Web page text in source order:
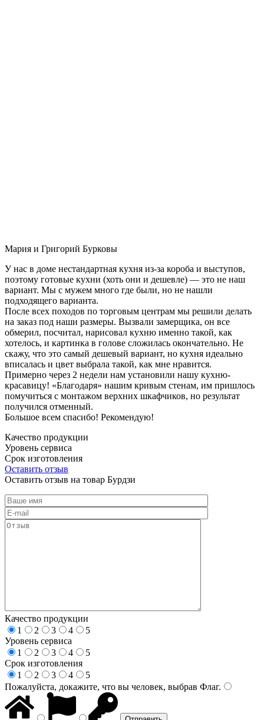
Мария и Григорий Бурковы
У нас в доме нестандартная кухня из-за короба и выступов,
поэтому готовые кухни (хоть они и дешевле) — это не наш
вариант. Мы с мужем много где были, но не нашли
подходящего варианта.
После всех походов по торговым центрам мы решили делать
на заказ под наши размеры. Вызвали замерщика, он все
обмерил, посчитал, нарисовал кухню именно такой, как
хотелось, и картинка в голове сложилась окончательно. Не
скажу, что это самый дешевый вариант, но кухня идеально
вписалась и цвет выбрала такой, как мне нравится.
Примерно через 2 недели нам установили нашу кухню-
красавицу! «Благодаря» нашим кривым стенам, им пришлось
помучиться с монтажом верхних шкафчиков, но результат
получился отменный.
Большое всем спасибо! Рекомендую!
Качество продукции
Уровень сервиса
Срок изготовления
Оставить отзыв
Оставить отзыв на товар Бурдзи
Качество продукции
1
2 3 4
5
Уровень сервиса
1
2 3 4
5
Срок изготовления
1
2 3 4
5
Пожалуйста, докажите, что вы человек, выбрав Флаг.